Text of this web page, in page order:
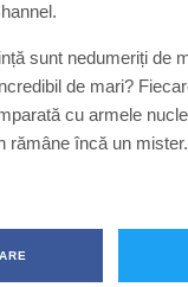
sunt nedumeriți de
de mari?
cu armele
rămâne încă un mister.